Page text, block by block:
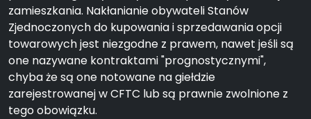
zamieszkania. Nakłanianie obywateli Stanów
Zjednoczonych do kupowania i sprzedawania opcji
towarowych jest niezgodne z prawem, nawet jeśli są
one nazywane kontraktami "prognostycznymi",
chyba że są one notowane na giełdzie
zarejestrowanej w CFTC lub są prawnie zwolnione z
tego obowiązku.